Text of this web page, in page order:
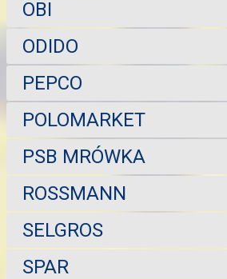
OBI
ODIDO
PEPCO
POLOMARKET
PSB MRÓWKA
ROSSMANN
SELGROS
SPAR